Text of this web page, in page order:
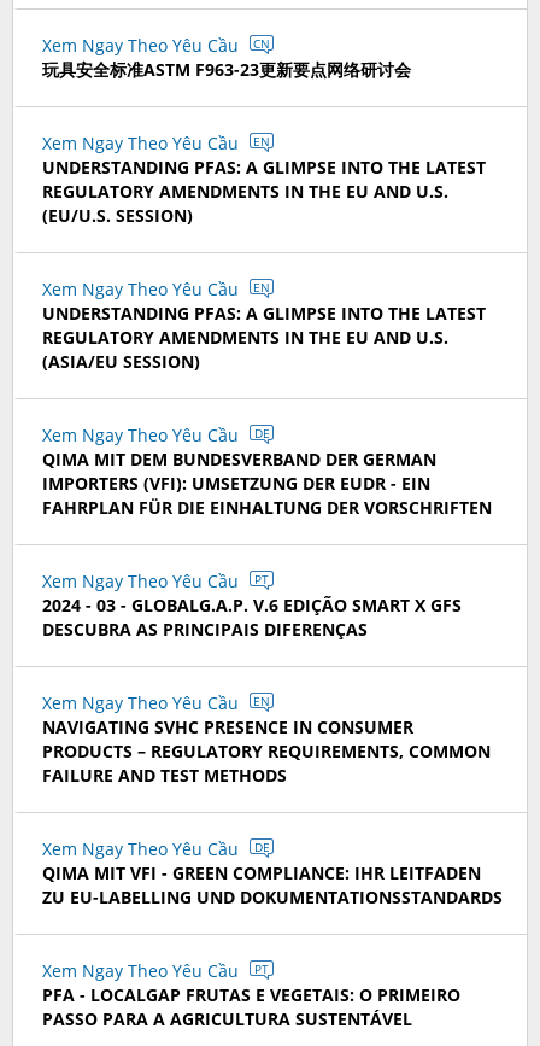
Xem Ngay Theo Yêu Cầu CN
玩具安全标准ASTM F963-23更新要点网络研讨会
Xem Ngay Theo Yêu Cầu EN
UNDERSTANDING PFAS: A GLIMPSE INTO THE LATEST
REGULATORY AMENDMENTS IN THE EU AND U.S.
(EU/U.S. SESSION)
Xem Ngay Theo Yêu Cầu EN
UNDERSTANDING PFAS: A GLIMPSE INTO THE LATEST
REGULATORY AMENDMENTS IN THE EU AND U.S.
(ASIA/EU SESSION)
Xem Ngay Theo Yêu Cầu DE
QIMA MIT DEM BUNDESVERBAND DER GERMAN
IMPORTERS (VFI): UMSETZUNG DER EUDR - EIN
FAHRPLAN FÜR DIE EINHALTUNG DER VORSCHRIFTEN
Xem Ngay Theo Yêu Cầu PT
2024 - 03 - GLOBALG.A.P. V.6 EDIÇÃO SMART X GFS
DESCUBRA AS PRINCIPAIS DIFERENÇAS
Xem Ngay Theo Yêu Cầu EN
NAVIGATING SVHC PRESENCE IN CONSUMER
PRODUCTS – REGULATORY REQUIREMENTS, COMMON
FAILURE AND TEST METHODS
Xem Ngay Theo Yêu Cầu DE
QIMA MIT VFI - GREEN COMPLIANCE: IHR LEITFADEN
ZU EU-LABELLING UND DOKUMENTATIONSSTANDARDS
Xem Ngay Theo Yêu Cầu PT
PFA - LOCALGAP FRUTAS E VEGETAIS: O PRIMEIRO
PASSO PARA A AGRICULTURA SUSTENTÁVEL